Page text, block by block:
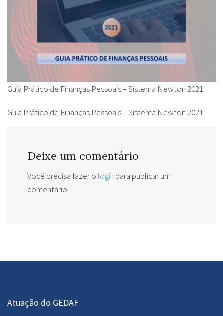
Guia Prático de Finanças Pessoais – Sistema Newton 2021
Guia Prático de Finanças Pessoais – Sistema Newton 2021
Deixe um comentário
Você precisa fazer o login para publicar um
comentário.
Atuação do GEDAF